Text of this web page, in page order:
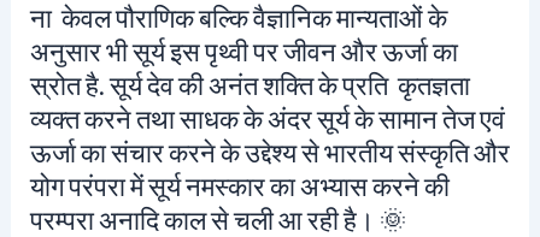
ना केवल पौराणिक बल्कि वैज्ञानिक मान्यताओं के
अनुसार भी सूर्य इस पृथ्वी पर जीवन और ऊर्जा का
स्रोत है. सूर्य देव की अनंत शक्ति के प्रति कृतज्ञता
व्यक्त करने तथा साधक के अंदर सूर्य के सामान तेज एवं
ऊर्जा का संचार करने के उद्देश्य से भारतीय संस्कृति और
योग परंपरा में सूर्य नमस्कार का अभ्यास करने की
परम्परा अनादि काल से चली आ रही है। 🌞